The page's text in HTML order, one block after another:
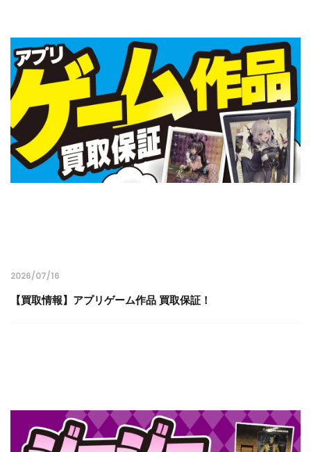
2026/07/16
【買取情報】アプリゲーム作品 買取保証！